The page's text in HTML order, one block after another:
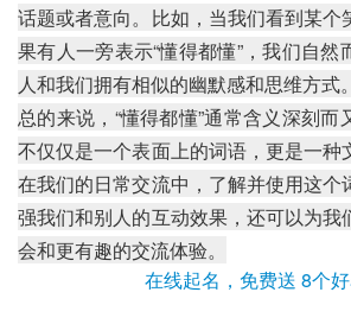
话题或者意向。比如，当我们看到某个
果有人一旁表示“懂得都懂”，我们自然
人和我们拥有相似的幽默感和思维方式。
总的来说，“懂得都懂”通常含义深刻而
不仅仅是一个表面上的词语，更是一种
在我们的日常交流中，了解并使用这个
强我们和别人的互动效果，还可以为我
会和更有趣的交流体验。
在线起名，免费送 8个